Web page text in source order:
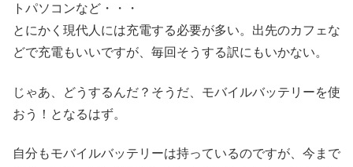
トパソコンなど・・・
とにかく現代人には充電する必要が多い。出先のカフェな
どで充電もいいですが、毎回そうする訳にもいかない。
じゃあ、どうするんだ？そうだ、モバイルバッテリーを使
おう！となるはず。
自分もモバイルバッテリーは持っているのですが、今まで